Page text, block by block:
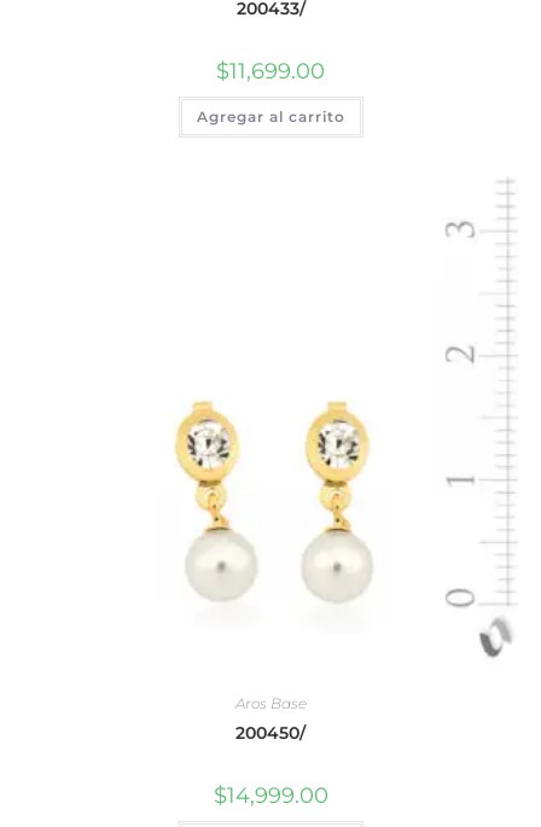
200433/
$11,699.00
Agregar al carrito
Aros Base
200450/
$14,999.00